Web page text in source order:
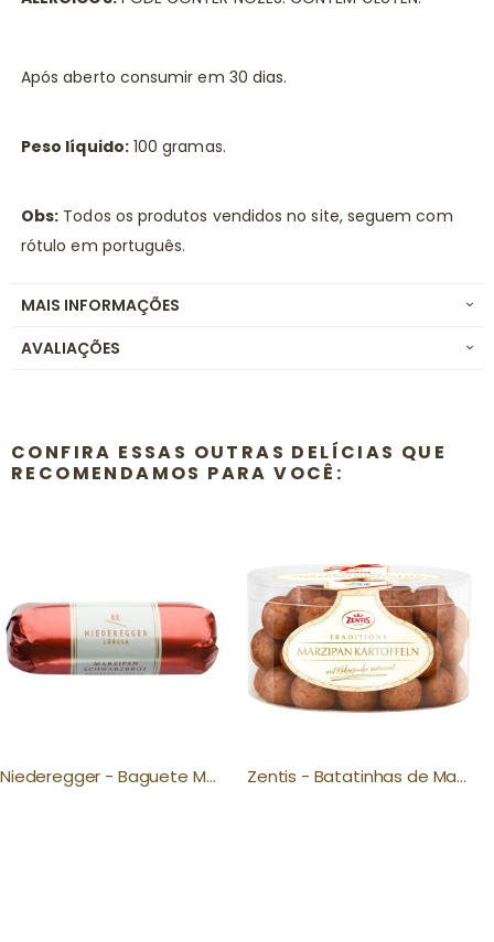
Após aberto consumir em 30 dias.
Peso líquido:100 gramas.
Obs: Todos os produtos vendidos no site, seguem com
rótulo em português.
MAIS INFORMAÇÕES
AVALIAÇÕES
CONFIRA ESSAS OUTRAS DELÍCIAS QUE
RECOMENDAMOS PARA VOCÊ:
Niederegger - Baguete Marzipan Clássico 125g Zentis - Batatinhas de Marzipan com Cacau em Po 250g